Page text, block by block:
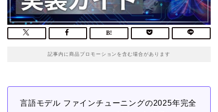
記事内に商品プロモーションを含む場合があります
言語モデル ファインチューニングの2025年完全